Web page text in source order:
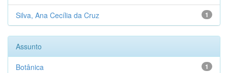
1
Silva, Ana Cecília da Cruz
Assunto
1
Botânica